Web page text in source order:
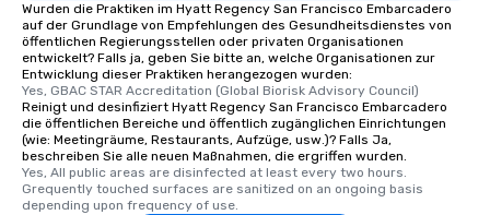
after work, we can
you to provide
needs. Go for as Long or as Short as
You Like Along with
scheduling, Lip
Tours also provides a
durations. Our
2.5 hours; our longest
Wurden die Praktiken im Hyatt Regency San Francisco Embarcadero
auf der Grundlage von Empfehlungen des Gesundheitsdienstes von
öffentlichen Regierungsstellen oder privaten Organisationen
entwickelt? Falls ja, geben Sie bitte an, welche Organisationen zur
Entwicklung dieser Praktiken herangezogen wurden:
Yes, GBAC STAR Accreditation (Global Biorisk Advisory Council)
Reinigt und desinfiziert Hyatt Regency San Francisco Embarcadero
die öffentlichen Bereiche und öffentlich zugänglichen Einrichtungen
(wie: Meetingräume, Restaurants, Aufzüge, usw.)? Falls Ja,
beschreiben Sie alle neuen Maßnahmen, die ergriffen wurden.
Yes, All public areas are disinfected at least every two hours.
Grequently touched surfaces are sanitized on an ongoing basis
depending upon frequency of use.